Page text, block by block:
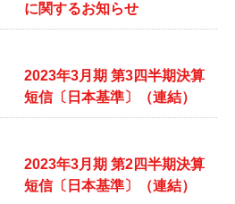
に関するお知らせ
2023年3月期 第3四半期決算
短信〔日本基準〕（連結）
2023年3月期 第2四半期決算
短信〔日本基準〕（連結）